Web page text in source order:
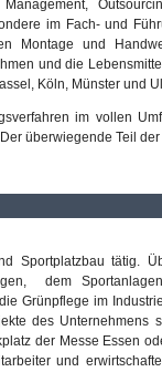
im Fach- und
Montage und
und die
Köln, Münster und
im vollen
überwiegende Teil
Sportplatzbau tätig.
dem
Grünpflege im
des Unternehmens
der Messe Essen
und